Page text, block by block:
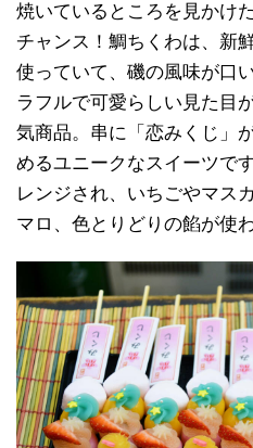
焼いているところを見かけ
チャンス！鯛ちくわは、新
使っていて、磯の風味が口
ラフルで可愛らしい見た目
気商品。串に「恋みくじ」
めるユニークなスイーツで
レンジされ、いちごやマス
マロ、色とりどりの餡が使